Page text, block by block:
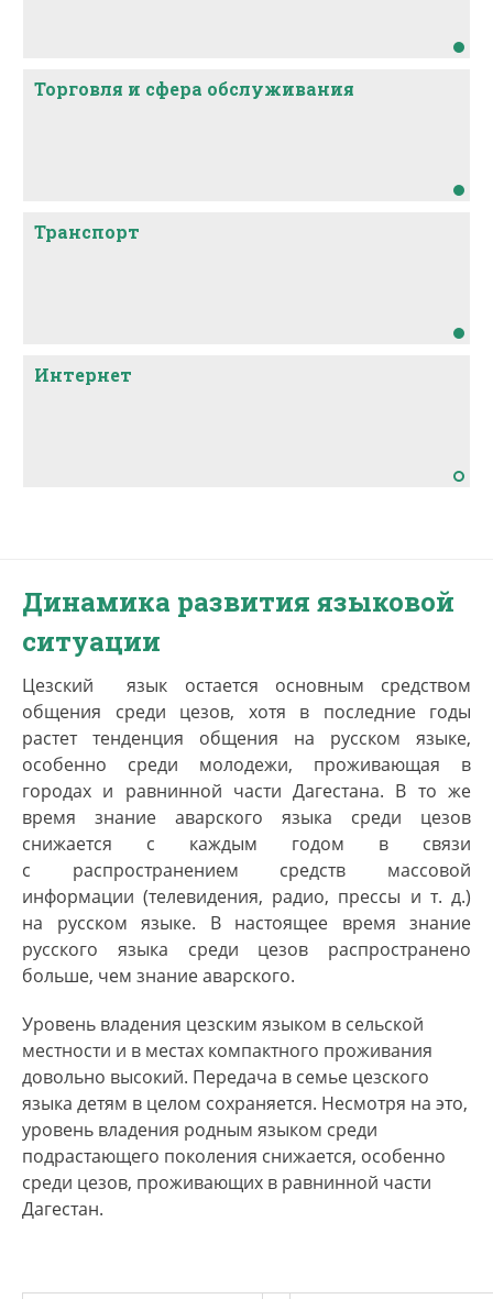
Торговля и сфера обслуживания
Транспорт
Интернет
Динамика развития языковой
ситуации
Цезский язык остается основным средством
общения среди цезов, хотя в последние годы
растет тенденция общения на русском языке,
особенно среди молодежи, проживающая в
городах и равнинной части Дагестана. В то же
время знание аварского языка среди цезов
снижается с каждым годом в связи
с распространением средств массовой
информации (телевидения, радио, прессы и т. д.)
на русском языке. В настоящее время знание
русского языка среди цезов распространено
больше, чем знание аварского.
Уровень владения цезским языком в сельской
местности и в местах компактного проживания
довольно высокий. Передача в семье цезского
языка детям в целом сохраняется. Несмотря на это,
уровень владе­ния родным языком среди
подрастающего поколения снижается, особенно
среди цезов, проживающих в равнинной части
Дагестан.